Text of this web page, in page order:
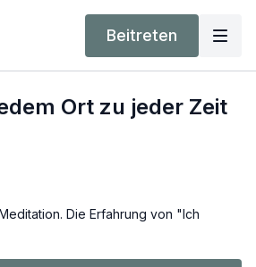
Beitreten
Ort zu jeder Zeit
Die Erfahrung von "Ich
Wir machen Erfahrungen, die